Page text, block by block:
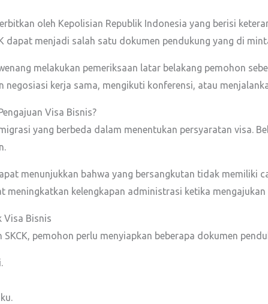
oleh Kepolisian Republik Indonesia yang berisi
dapat menjadi salah satu dokumen pendukung yang di
melakukan pemeriksaan latar belakang pemohon
negosiasi kerja sama, mengikuti konferensi, atau
Visa Bisnis?
yang berbeda dalam menentukan persyaratan visa.
menunjukkan bahwa yang bersangkutan tidak
meningkatkan kelengkapan administrasi ketika
Visa Bisnis
pemohon perlu menyiapkan beberapa dokumen